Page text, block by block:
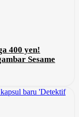
400 yen!
Sesame